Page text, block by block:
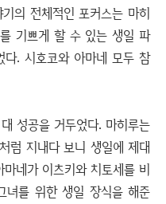
의 전체적인 포커스는 마히
기쁘게 할 수 있는 생일 파
. 시호코와 아마네 모두 참
성공을 거두었다. 마히루는
럼 지내다 보니 생일에 제대
네가 이츠키와 치토세를 비
녀를 위한 생일 장식을 해준